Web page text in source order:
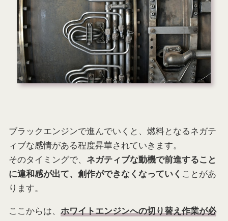
ブラックエンジンで進んでいくと、燃料となるネガテ
ィブな感情がある程度昇華されていきます。
そのタイミングで、 ネガティブな動機で前進すること
に違和感が出て、創作ができなくなっていく ことがあ
ります。
ここからは、 ホワイトエンジンへの切り替え作業が必